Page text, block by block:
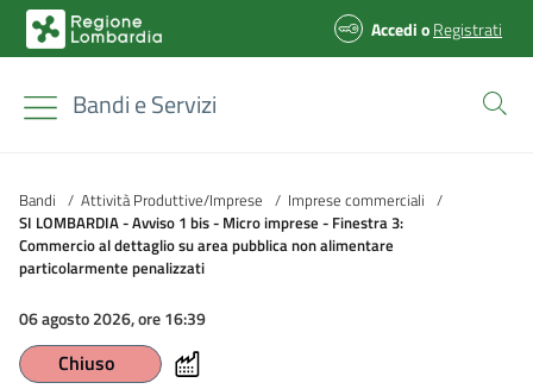
AccedioRegistrati
Bandi e Servizi
Bandi / Attività Produttive/Imprese / Imprese commerciali /
SI LOMBARDIA - Avviso 1 bis - Micro imprese - Finestra 3:
Commercio al dettaglio su area pubblica non alimentare
particolarmente penalizzati
06 agosto 2026, ore 16:39
Chiuso